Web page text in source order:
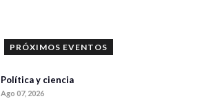
PRÓXIMOS EVENTOS
Política y ciencia
Ago 07, 2026